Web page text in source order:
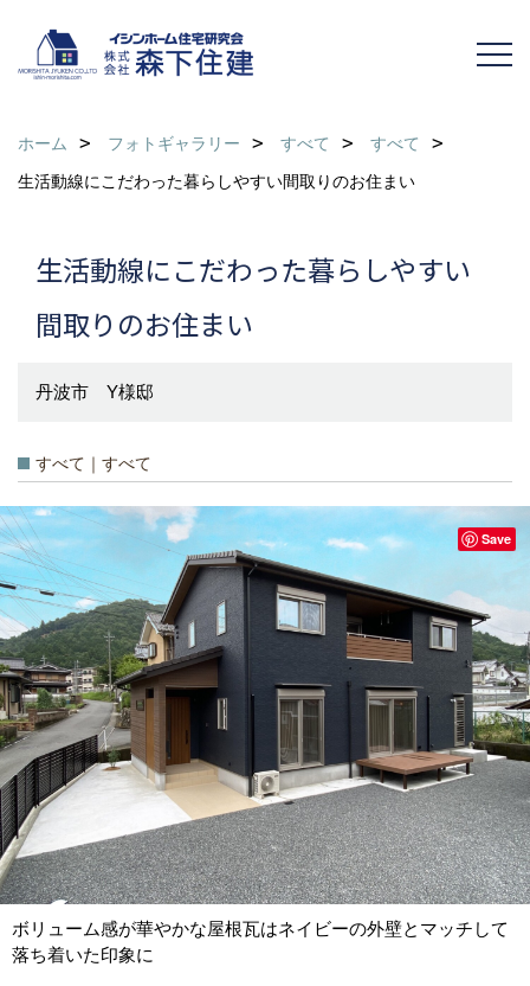
ホーム フォトギャラリー すべて
すべて
生活動線にこだわった暮らしやすい間取りのお住まい
生活動線にこだわった暮らしやすい
間取りのお住まい
丹波市 Y様邸
すべて｜すべて
ボリューム感が華やかな屋根瓦はネイビーの外壁とマッチして
落ち着いた印象に
Save